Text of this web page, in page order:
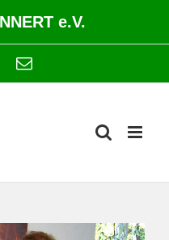
e.V.
E-
Mail